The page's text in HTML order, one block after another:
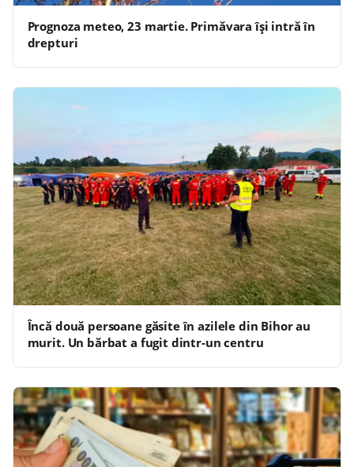
Prognoza meteo, 23 martie. Primăvara își intră în
drepturi
Încă două persoane găsite în azilele din Bihor au
murit. Un bărbat a fugit dintr-un centru